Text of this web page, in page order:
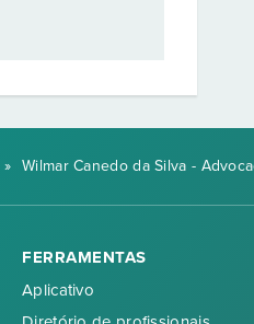
» Wilmar Canedo da Silva -
FERRAMENTAS
Aplicativo